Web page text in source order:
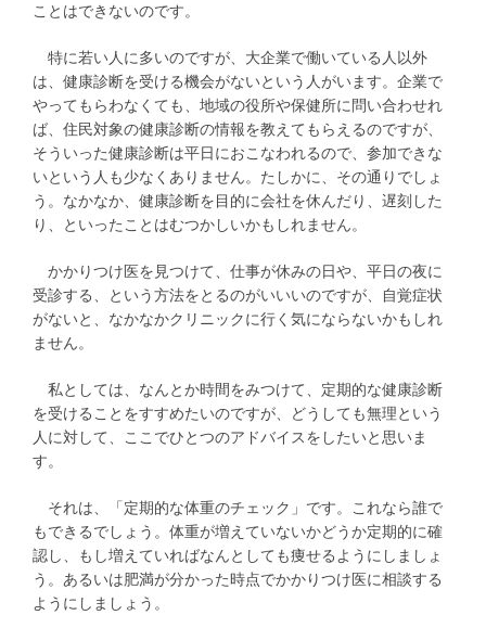
ことはできないのです。
特に若い人に多いのですが、大企業で働いている人以外
は、健康診断を受ける機会がないという人がいます。企業で
やってもらわなくても、地域の役所や保健所に問い合わせれ
ば、住民対象の健康診断の情報を教えてもらえるのですが、
そういった健康診断は平日におこなわれるので、参加できな
いという人も少なくありません。たしかに、その通りでしょ
う。なかなか、健康診断を目的に会社を休んだり、遅刻した
り、といったことはむつかしいかもしれません。
かかりつけ医を見つけて、仕事が休みの日や、平日の夜に
受診する、という方法をとるのがいいいのですが、自覚症状
がないと、なかなかクリニックに行く気にならないかもしれ
ません。
私としては、なんとか時間をみつけて、定期的な健康診断
を受けることをすすめたいのですが、どうしても無理という
人に対して、ここでひとつのアドバイスをしたいと思いま
す。
それは、「定期的な体重のチェック」です。これなら誰で
もできるでしょう。体重が増えていないかどうか定期的に確
認し、もし増えていればなんとしても痩せるようにしましょ
う。あるいは肥満が分かった時点でかかりつけ医に相談する
ようにしましょう。